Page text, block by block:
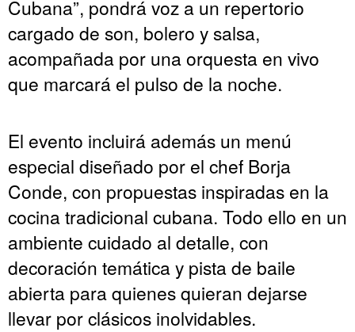
Cubana”, pondrá voz a un repertorio
cargado de son, bolero y salsa,
acompañada por una orquesta en vivo
que marcará el pulso de la noche.
El evento incluirá además un menú
especial diseñado por el chef Borja
Conde, con propuestas inspiradas en la
cocina tradicional cubana. Todo ello en un
ambiente cuidado al detalle, con
decoración temática y pista de baile
abierta para quienes quieran dejarse
llevar por clásicos inolvidables.